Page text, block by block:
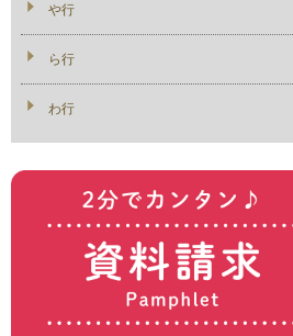
や行
ら行
わ行